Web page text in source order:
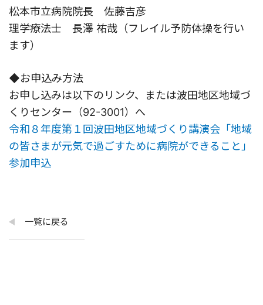
松本市立病院院長 佐藤吉彦
理学療法士 長澤 祐哉（フレイル予防体操を行い
ます）
◆お申込み方法
お申し込みは以下のリンク、または波田地区地域づ
くりセンター（92-3001）へ
令和８年度第１回波田地区地域づくり講演会「地域
の皆さまが元気で過ごすために病院ができること」
参加申込
一覧に戻る